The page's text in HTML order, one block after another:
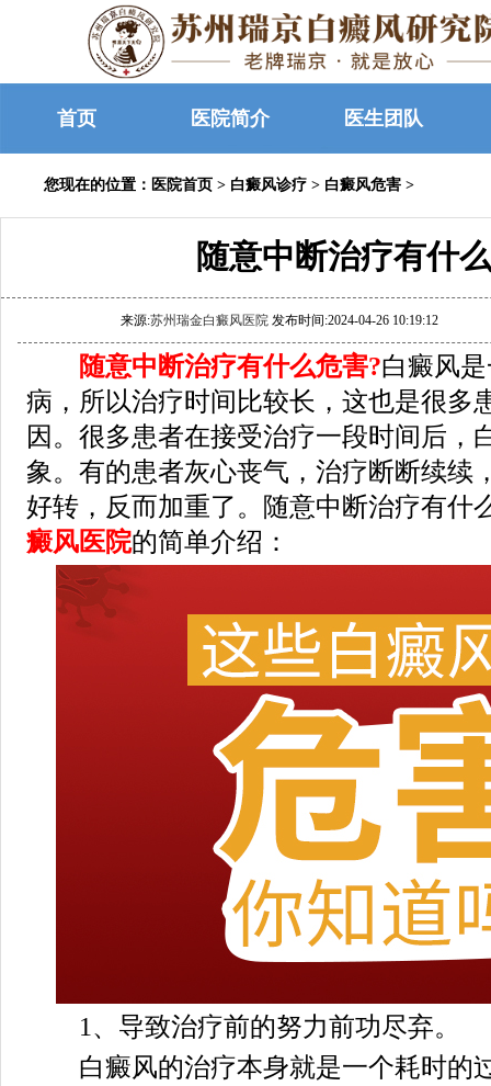
首页 医院简介 医生团队
您现在的位置： 医院首页 > 白癜风诊疗 > 白癜风危害 >
随意中断治疗有什
来源:苏州瑞金白癜风医院 发布时间:2024-04-26 10:19:12
随意中断治疗有什么危害?白癜风
病，所以治疗时间比较长，这也是很多
因。很多患者在接受治疗一段时间后，
象。有的患者灰心丧气，治疗断断续续
好转，反而加重了。随意中断治疗有什
癜风医院的简单介绍：
1、导致治疗前的努力前功尽弃。
白癜风的治疗本身就是一个耗时的